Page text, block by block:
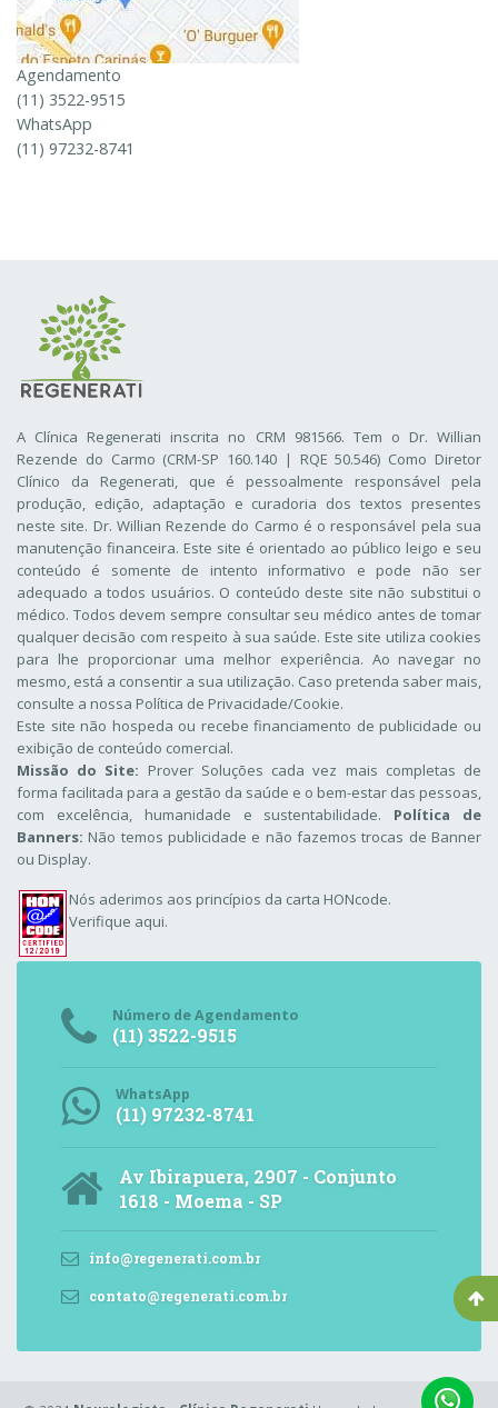
Agendamento
(11) 3522-9515
WhatsApp
(11) 97232-8741
A Clínica Regenerati inscrita no CRM 981566. Tem o Dr. Willian
Rezende do Carmo (CRM-SP 160.140 | RQE 50.546) Como Diretor
Clínico da Regenerati , que é pessoalmente responsável pela
produção, edição, adaptação e curadoria dos textos presentes
neste site. Dr. Willian Rezende do Carmo é o responsável pela sua
manutenção financeira. Este site é orientado ao público leigo e seu
conteúdo é somente de intento informativo e pode não ser
adequado a todos usuários. O conteúdo deste site não substitui o
médico. Todos devem sempre consultar seu médico antes de tomar
qualquer decisão com respeito à sua saúde. Este site utiliza cookies
para lhe proporcionar uma melhor experiência. Ao navegar no
mesmo, está a consentir a sua utilização. Caso pretenda saber mais,
consulte a nossa Política de Privacidade/Cookie.
Este site não hospeda ou recebe financiamento de publicidade ou
exibição de conteúdo comercial.
Missão do Site: Prover Soluções cada vez mais completas de
forma facilitada para a gestão da saúde e o bem-estar das pessoas,
com excelência, humanidade e sustentabilidade. Política de
Banners: Não temos publicidade e não fazemos trocas de Banner
ou Display.
Nós aderimos aos princípios da carta HONcode.
Verifique aqui.
Número de Agendamento
(11) 3522-9515
WhatsApp
(11) 97232-8741
Av Ibirapuera, 2907 - Conjunto
1618 - Moema - SP
info@regenerati.com.br
contato@regenerati.com.br